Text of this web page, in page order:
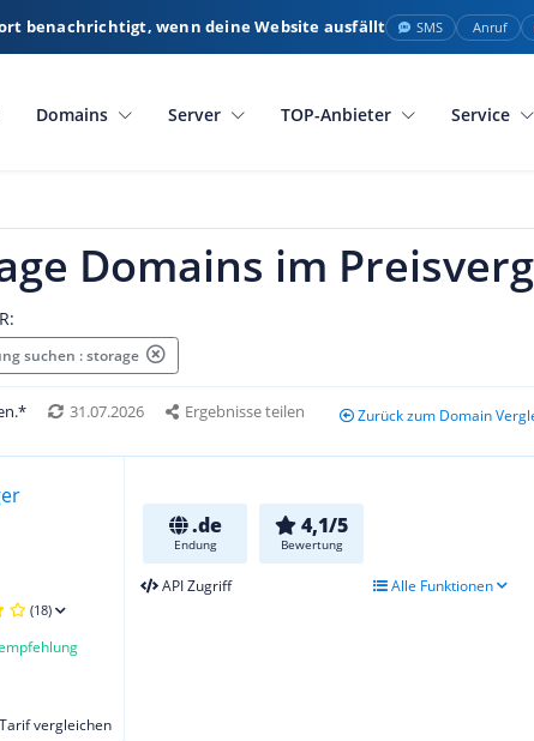
benachrichtigt, wenn deine Website ausfällt SMS Anruf
Domains Server TOP-Anbieter Service
Domains im
suchen : storage
31.07.2026 Ergebnisse teilen Zurück zum Domain
.de
Endung
4,1/5
Bewertung
API Zugriff Alle Funktionen
Tarif vergleichen
(18)